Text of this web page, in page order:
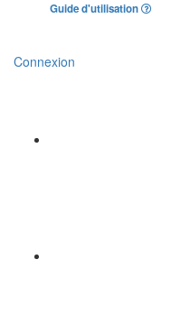
Guide d'utilisation
Connexion